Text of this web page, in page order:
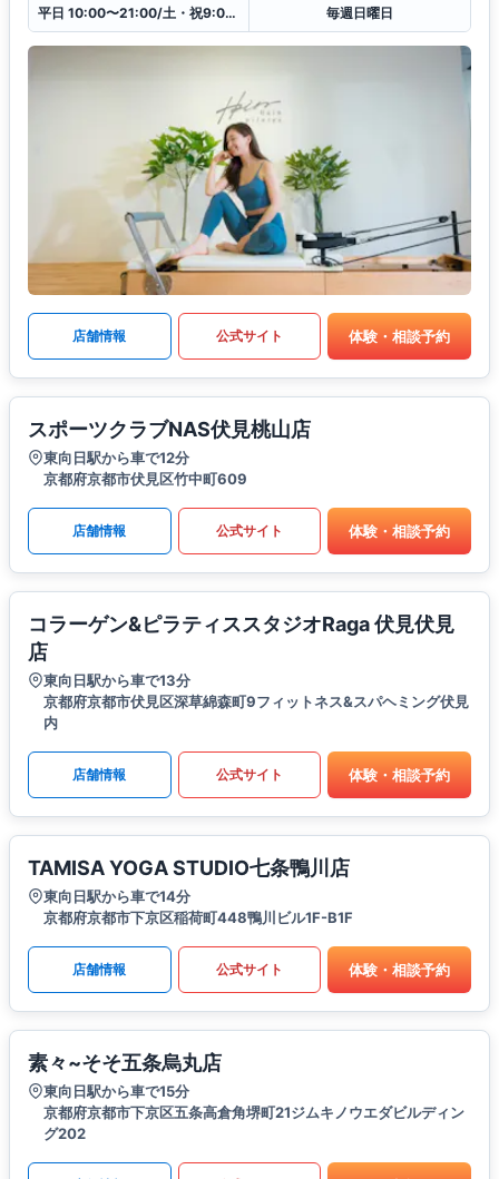
平日 10:00〜21:00/土・祝9:00〜20:00
毎週日曜日
店舗情報 公式サイト 体験・相談予約
スポーツクラブNAS伏見桃山店
東向日駅から車で12分
京都府京都市伏見区竹中町609
店舗情報 公式サイト 体験・相談予約
コラーゲン&ピラティススタジオRaga 伏見伏見
店
東向日駅から車で13分
京都府京都市伏見区深草綿森町9フィットネス&スパヘミング伏見
内
店舗情報 公式サイト 体験・相談予約
TAMISA YOGA STUDIO七条鴨川店
東向日駅から車で14分
京都府京都市下京区稲荷町448鴨川ビル1F-B1F
店舗情報 公式サイト 体験・相談予約
素々~そそ五条烏丸店
東向日駅から車で15分
京都府京都市下京区五条高倉角堺町21ジムキノウエダビルディン
グ202